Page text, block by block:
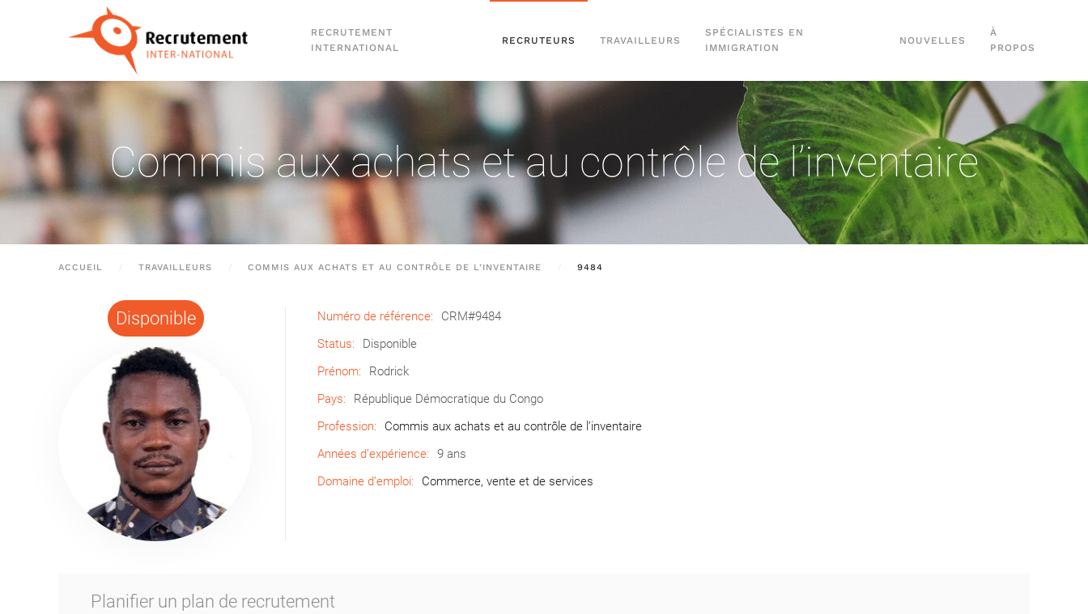
Passer au contenu principal
RECRUTEMENT
INTERNATIONAL
RECRUTEURS TRAVAILLEURS
SPÉCIALISTES EN
IMMIGRATION
NOUVELLES
À
PROPOS
Commis aux achats et au contrôle de l’inventaire
ACCUEIL TRAVAILLEURS COMMIS AUX ACHATS ET AU CONTRÔLE DE L’INVENTAIRE 9484
Disponible Numéro de référence:
CRM#9484
Status:
Disponible
Prénom:
Rodrick
Pays:
République Démocratique du Congo
Profession:
Commis aux achats et au contrôle de l’inventaire
Années d’expérience:
9 ans
Domaine d’emploi:
Commerce, vente et de services
Planifier un plan de recrutement